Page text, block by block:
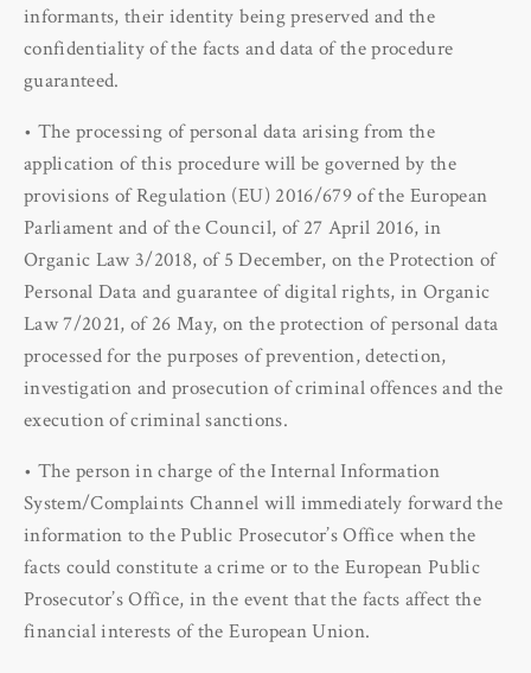
informants, their identity being preserved and the
confidentiality of the facts and data of the procedure
guaranteed.
• The processing of personal data arising from the
application of this procedure will be governed by the
provisions of Regulation (EU) 2016/679 of the European
Parliament and of the Council, of 27 April 2016, in
Organic Law 3/2018, of 5 December, on the Protection of
Personal Data and guarantee of digital rights, in Organic
Law 7/2021, of 26 May, on the protection of personal data
processed for the purposes of prevention, detection,
investigation and prosecution of criminal offences and the
execution of criminal sanctions.
• The person in charge of the Internal Information
System/Complaints Channel will immediately forward the
information to the Public Prosecutor’s Office when the
facts could constitute a crime or to the European Public
Prosecutor’s Office, in the event that the facts affect the
financial interests of the European Union.